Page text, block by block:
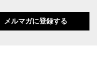
メルマガに登録する